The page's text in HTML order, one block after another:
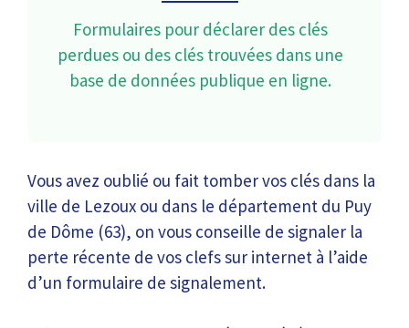
Formulaires pour déclarer des clés
perdues ou des clés trouvées dans une
base de données publique en ligne.
Vous avez oublié ou fait tomber vos clés dans la
ville de Lezoux ou dans le département du Puy
de Dôme (63), on vous conseille de signaler la
perte récente de vos clefs sur internet à l’aide
d’un formulaire de signalement.